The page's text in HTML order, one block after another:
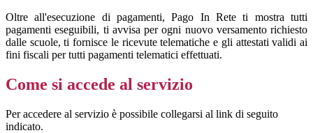
Oltre all'esecuzione di pagamenti, Pago In Rete ti mostra tutti
pagamenti eseguibili, ti avvisa per ogni nuovo versamento richiesto
dalle scuole, ti fornisce le ricevute telematiche e gli attestati validi ai
fini fiscali per tutti pagamenti telematici effettuati.
Come si accede al servizio
Per accedere al servizio è possibile collegarsi al link di seguito
indicato.